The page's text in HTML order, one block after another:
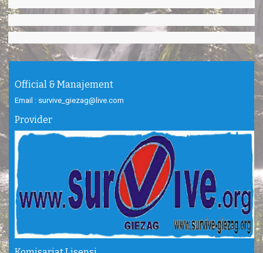
Official & Manajement
Email : survive_giezag@live.com
Provider
Komisariat Lisensi
✔️surVival Indonesia